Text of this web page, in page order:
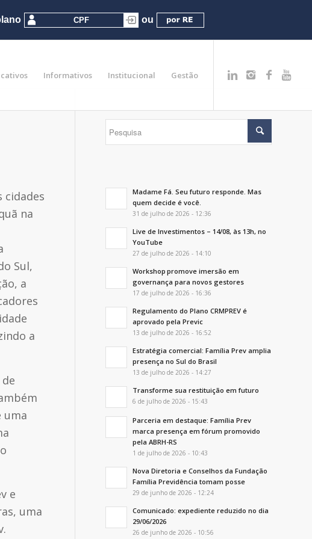
Informativos Institucional Gestão
cidades
na
Sul,
a
a
uma
e
uma
Madame Fá. Seu futuro responde. Mas
quem decide é você.
31 de julho de 2026 - 12:36
Live de Investimentos – 14/08, às 13h, no
YouTube
27 de julho de 2026 - 14:10
Workshop promove imersão em
governança para novos gestores
17 de julho de 2026 - 16:36
Regulamento do Plano CRMPREV é
aprovado pela Previc
13 de julho de 2026 - 16:52
Estratégia comercial: Família Prev amplia
presença no Sul do Brasil
13 de julho de 2026 - 14:27
Transforme sua restituição em futuro
6 de julho de 2026 - 15:43
Parceria em destaque: Família Prev
marca presença em fórum promovido
pela ABRH-RS
1 de julho de 2026 - 10:43
Nova Diretoria e Conselhos da Fundação
Família Previdência tomam posse
29 de junho de 2026 - 12:24
Comunicado: expediente reduzido no dia
29/06/2026
26 de junho de 2026 - 10:56